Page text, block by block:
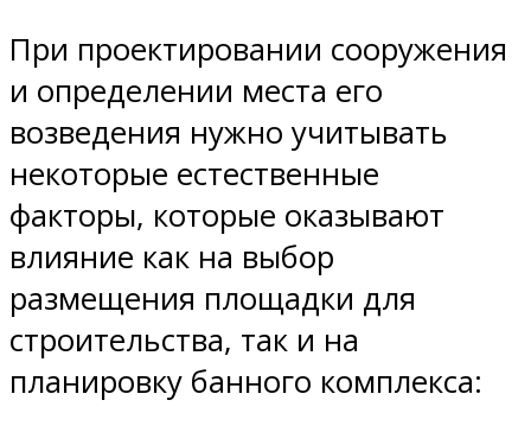
При проектировании сооружения
и определении места его
возведения нужно учитывать
некоторые естественные
факторы, которые оказывают
влияние как на выбор
размещения площадки для
строительства, так и на
планировку банного комплекса: